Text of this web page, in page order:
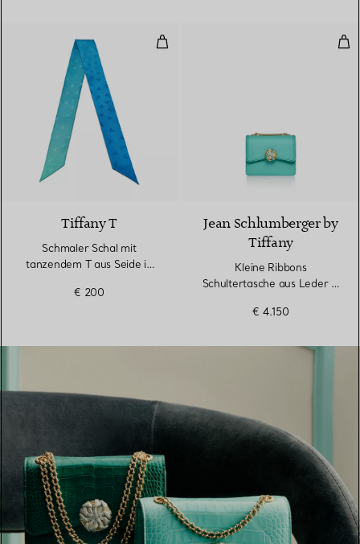
Schmaler Schal mit tanzendem
3 Farben
Tiffany T
Schmaler Schal mit
tanzendem T aus Seide in
€ 200
Jean Schlumberger by
Tiffany
Kleine Ribbons
Schultertasche aus Leder in
€ 4.150